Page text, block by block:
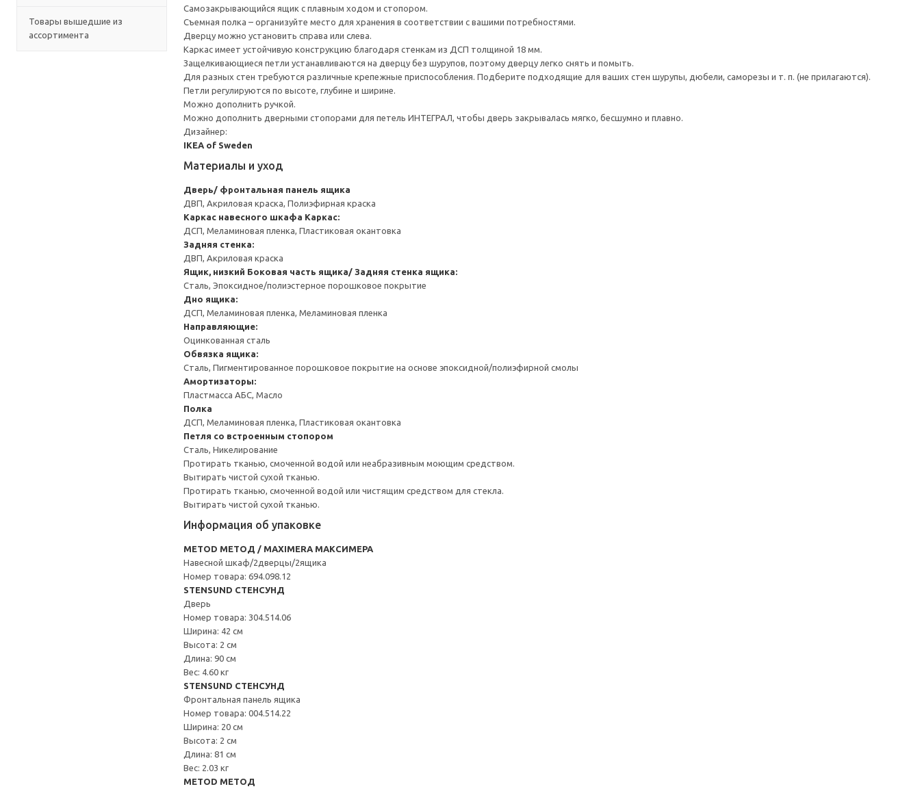
Товары вышедшие из
ассортимента
Cамозакрывающийся ящик с плавным ходом и стопором.
Съемная полка – организуйте место для хранения в соответствии с вашими потребностями.
Дверцу можно установить справа или слева.
Каркас имеет устойчивую конструкцию благодаря стенкам из ДСП толщиной 18 мм.
Защелкивающиеся петли устанавливаются на дверцу без шурупов, поэтому дверцу легко снять и помыть.
Для разных стен требуются различные крепежные приспособления. Подберите подходящие для ваших стен шурупы, дюбели, саморезы и т. п. (не прилагаются).
Петли регулируются по высоте, глубине и ширине.
Можно дополнить ручкой.
Можно дополнить дверными стопорами для петель ИНТЕГРАЛ, чтобы дверь закрывалась мягко, бесшумно и плавно.
Дизайнер:
IKEA of Sweden
Материалы и уход
Дверь/ фронтальная панель ящика
ДВП, Акриловая краска, Полиэфирная краска
Каркас навесного шкафа Каркас:
ДСП, Меламиновая пленка, Пластиковая окантовка
Задняя стенка:
ДВП, Акриловая краска
Ящик, низкий Боковая часть ящика/ Задняя стенка ящика:
Сталь, Эпоксидное/полиэстерное порошковое покрытие
Дно ящика:
ДСП, Меламиновая пленка, Меламиновая пленка
Направляющие:
Оцинкованная сталь
Обвязка ящика:
Сталь, Пигментированное порошковое покрытие на основе эпоксидной/полиэфирной смолы
Амортизаторы:
Пластмасса АБС, Масло
Полка
ДСП, Меламиновая пленка, Пластиковая окантовка
Петля со встроенным стопором
Сталь, Никелирование
Протирать тканью, смоченной водой или неабразивным моющим средством.
Вытирать чистой сухой тканью.
Протирать тканью, смоченной водой или чистящим средством для стекла.
Вытирать чистой сухой тканью.
Информация об упаковке
METOD МЕТОД / MAXIMERA МАКСИМЕРА
Навесной шкаф/2дверцы/2ящика
Номер товара: 694.098.12
STENSUND СТЕНСУНД
Дверь
Номер товара: 304.514.06
Ширина: 42 см
Высота: 2 см
Длина: 90 см
Вес: 4.60 кг
STENSUND СТЕНСУНД
Фронтальная панель ящика
Номер товара: 004.514.22
Ширина: 20 см
Высота: 2 см
Длина: 81 см
Вес: 2.03 кг
METOD МЕТОД